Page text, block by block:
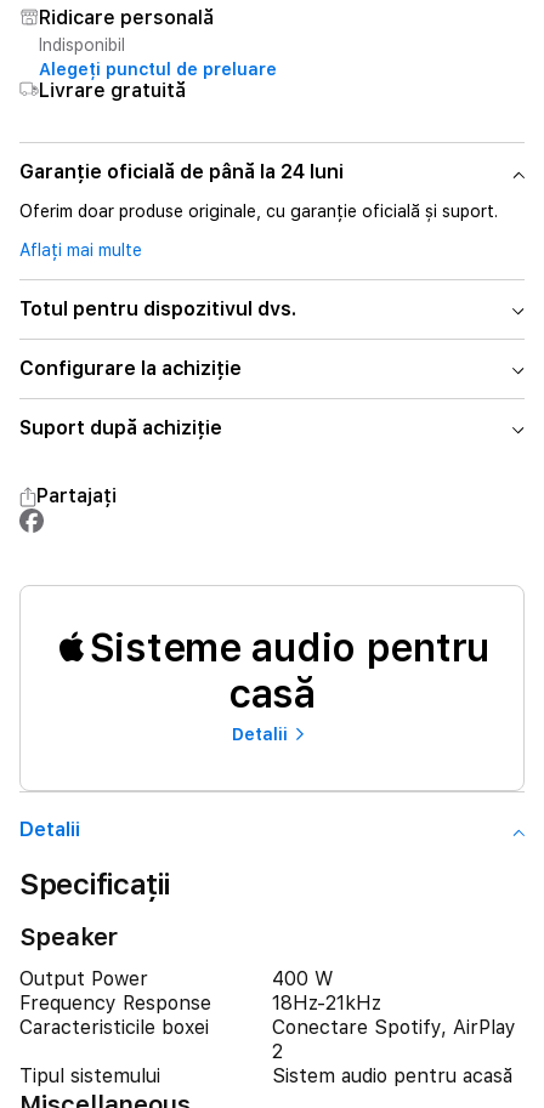
Ridicare personală
Indisponibil
Alegeți punctul de preluare
Livrare gratuită
Garanție oficială de până la 24 luni
Oferim doar produse originale, cu garanție oficială și suport.
Aflați mai multe
Totul pentru dispozitivul dvs.
Configurare la achiziție
Suport după achiziție
Partajați
Sisteme audio pentru
casă
Detalii
Detalii
Specificații
Speaker
Output Power
400 W
Frequency Response
18Hz-21kHz
Caracteristicile boxei
Conectare Spotify, AirPlay
2
Tipul sistemului
Sistem audio pentru acasă